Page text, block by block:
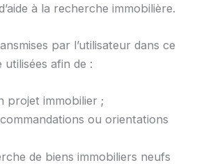
à la recherche immobilière.
par l’utilisateur dans ce
afin de :
projet immobilier ;
ou orientations
de biens immobiliers neufs